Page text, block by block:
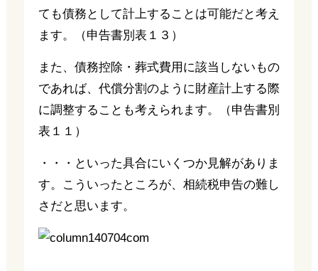
ても債務として計上することは可能だと考え
ます。（申告書別表１３）
また、債務控除・葬式費用に該当しないもの
であれば、代償分割のように財産計上する際
に調整することも考えられます。（申告書別
表１１）
・・・といった具合にいくつか見解がありま
す。こういったところが、相続税申告の難し
さだと思います。